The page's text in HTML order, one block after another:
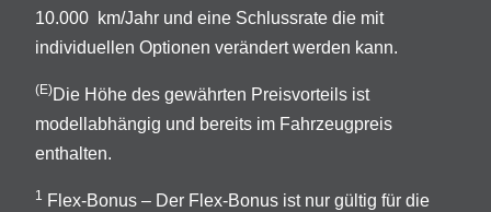
10.000 km/Jahr und eine Schlussrate die mit
individuellen Optionen verändert werden kann.
(E)Die Höhe des gewährten Preisvorteils ist
modellabhängig und bereits im Fahrzeugpreis
enthalten.
1 Flex-Bonus – Der Flex-Bonus ist nur gültig für die